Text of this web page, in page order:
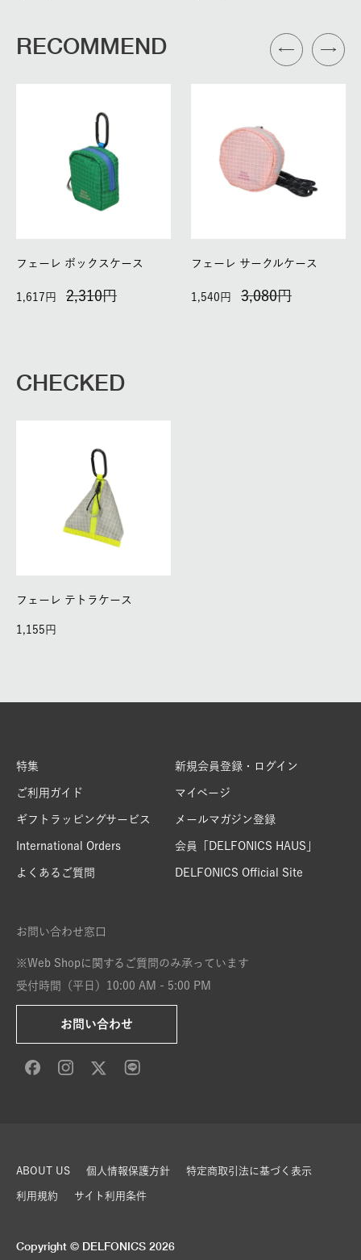
RECOMMEND
フェーレ ボックスケース
2,310
1,617
フェーレ サークルケース
3,080
1,540
CHECKED
フェーレ テトラケース
1,155
特集
ご利用ガイド
ギフトラッピングサービス
International Orders
よくあるご質問
新規会員登録・ログイン
マイページ
メールマガジン登録
会員「DELFONICS HAUS」
DELFONICS Official Site
お問い合わせ窓口
※Web Shopに関するご質問のみ承っています
受付時間（平日）10:00 AM - 5:00 PM
お問い合わせ
ABOUT US 個人情報保護方針 特定商取引法に基づく表示
利用規約 サイト利用条件
Copyright © DELFONICS 2026